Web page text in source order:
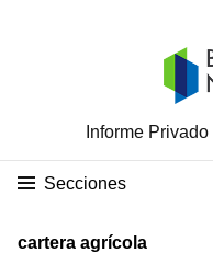
Informe Privado
Secciones
cartera agrícola